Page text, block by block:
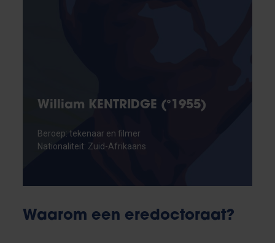
William KENTRIDGE (°1955)
Beroep: tekenaar en filmer
Nationaliteit: Zuid-Afrikaans
Waarom een eredoctoraat?